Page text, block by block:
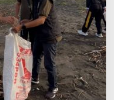
A
S
N
J
P